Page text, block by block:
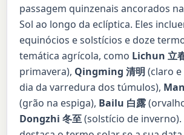
passagem quinzenais ancorados
Sol ao longo da eclíptica. Eles
equinócios e solstícios e doze
temática agrícola, como Lichun 立
primavera), Qingming 清明 (claro
dia da varredura dos túmulos),
(grão na espiga), Bailu 白露
Dongzhi 冬至(solstício de